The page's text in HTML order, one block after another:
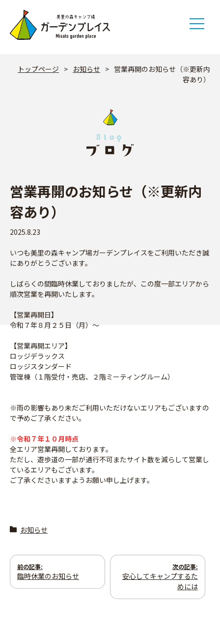
content
トップページ > お知らせ > 営業再開のお知らせ（※更新内
容あり）
営業再開のお知らせ（※更新内
容あり）
2025.8.23
いつも美里の森キャンプ場ガーデンプレイスをご利用いただき誠
にありがとうございます。
しばらくの間臨時休業しておりましたが、この度一部エリアから
順次営業を再開いたします。
【営業再開日】
令和７年８月２５日（月）～
【営業再開エリア】
ロッジデラックス
ロッジスタンダード
管理棟（１階受付・売店、２階ミーティングルーム）
※雨の影響もあり未だご利用いただけないエリアもございますの
で予めご了承ください。
※令和７年１０月時点
全エリア営業再開しております。
ただし、遊歩道の一部が通行不可またサイト数を減らして営業し
ているエリアもございます。
ご了承くださいますようお願い申し上げます。
お知らせ
投
稿
前の記事:
臨時休業のお知らせ
次の記事:
安心してキャンプするた
めには